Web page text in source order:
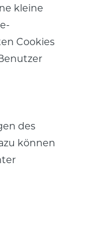
kleine
Cookies
des
können